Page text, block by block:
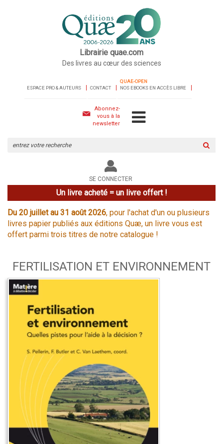
Librairie quae.com
Des livres au cœur des sciences
ESPACE PRO & AUTEURS CONTACT
QUAE-OPEN
NOS EBOOKS EN ACCÈS LIBRE
Abonnez-
vous à la
newsletter
le
site
SE CONNECTER
Un livre acheté = un livre offert !
Du 20 juillet au 31 août 2026, pour l'achat d'un ou plusieurs
livres papier publiés aux éditions Quæ, un livre vous est
offert parmi trois titres de notre catalogue !
FERTILISATION ET ENVIRONNEMENT